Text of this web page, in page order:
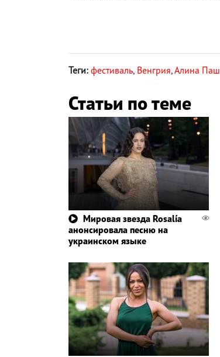
Теги: фестиваль, Венгрия,Алина Паш
Статьи по теме
Мировая звезда Rosalía
анонсировала песню на
украинском языке